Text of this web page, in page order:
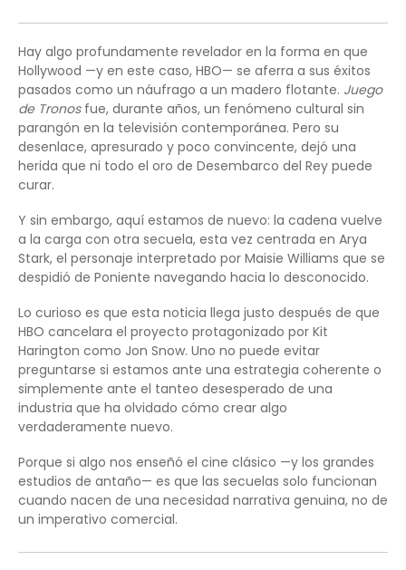
Hay algo profundamente revelador en la forma en que
Hollywood —y en este caso, HBO— se aferra a sus éxitos
pasados como un náufrago a un madero flotante. Juego
de Tronosfue, durante años, un fenómeno cultural sin
parangón en la televisión contemporánea. Pero su
desenlace, apresurado y poco convincente, dejó una
herida que ni todo el oro de Desembarco del Rey puede
curar.
Y sin embargo, aquí estamos de nuevo: la cadena vuelve
a la carga con otra secuela, esta vez centrada en Arya
Stark, el personaje interpretado por Maisie Williams que se
despidió de Poniente navegando hacia lo desconocido.
Lo curioso es que esta noticia llega justo después de que
HBO cancelara el proyecto protagonizado por Kit
Harington como Jon Snow. Uno no puede evitar
preguntarse si estamos ante una estrategia coherente o
simplemente ante el tanteo desesperado de una
industria que ha olvidado cómo crear algo
verdaderamente nuevo.
Porque si algo nos enseñó el cine clásico —y los grandes
estudios de antaño— es que las secuelas solo funcionan
cuando nacen de una necesidad narrativa genuina, no de
un imperativo comercial.